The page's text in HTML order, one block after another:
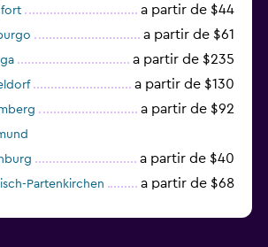
a partir de $44
a partir de $61
a partir de $235
a partir de $130
a partir de $92
a partir de $40
Partenkirchen a partir de $68